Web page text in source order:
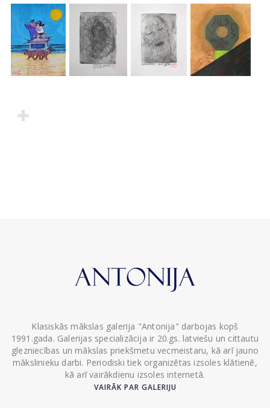
Klasiskās mākslas galerija "Antonija" darbojas kopš
1991.gada. Galerijas specializācija ir 20.gs. latviešu un cittautu
glezniecības un mākslas priekšmetu vecmeistaru, kā arī jauno
mākslinieku darbi. Periodiski tiek organizētas izsoles klātienē,
kā arī vairākdienu izsoles internetā.
VAIRĀK PAR GALERIJU